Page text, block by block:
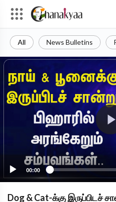
All News Bulletins
00:00
Dog & Cat-க்கு இருப்பிடச்